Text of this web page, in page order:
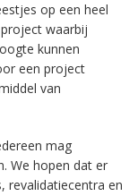
op een heel
waarbij
kunnen
een project
van
mag
We hopen dat er
revalidatiecentra en